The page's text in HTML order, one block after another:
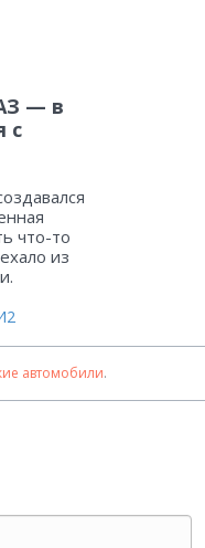
— в
с
что-то
из
автомобили.